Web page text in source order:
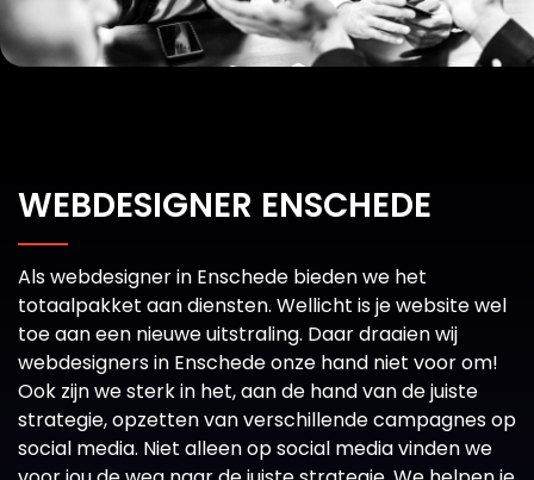
WEBDESIGNER ENSCHEDE
Als webdesigner in Enschede bieden we het
totaalpakket aan diensten. Wellicht is je website wel
toe aan een nieuwe uitstraling. Daar draaien wij
webdesigners in Enschede onze hand niet voor om!
Ook zijn we sterk in het, aan de hand van de juiste
strategie, opzetten van verschillende campagnes op
social media. Niet alleen op social media vinden we